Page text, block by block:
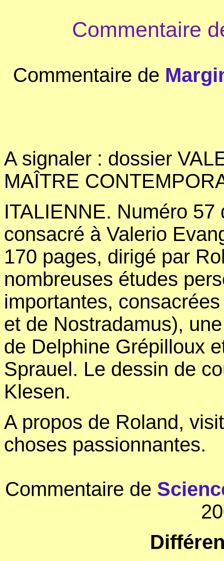
Commentaire
Commentaire de
A signaler : dossier
MAÎTRE
ITALIENNE. Numéro
consacré à Valerio
170 pages, dirigé par
nombreuses études
importantes,
et de Nostradamus),
de Delphine Grépilloux
Sprauel. Le dessin de
Klesen.
A propos de Roland,
choses passionnantes.
Commentaire de